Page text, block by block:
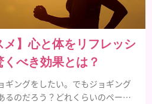
メ】心と体をリフレッシ
べき効果とは？
ギングをしたい。でもジョギング
るのだろう？どれくらいのペース